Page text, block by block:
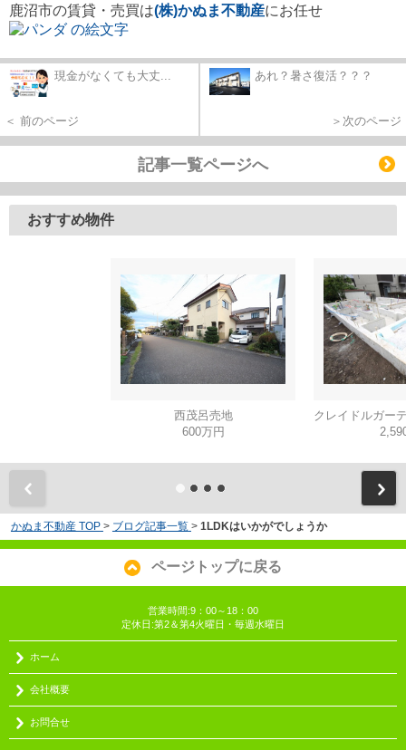
鹿沼市の賃貸・売買は(株)かぬま不動産にお任せ
現金がなくても大丈...
＜ 前のページ
あれ？暑さ復活？？？
＞次のページ
記事一覧ページへ
おすすめ物件
西茂呂売地
600万円
かぬま不動産 TOP > ブログ記事一覧 > 1LDKはいかがでしょうか
ページトップに戻る
営業時間:9：00～18：00
定休日:第2＆第4火曜日・毎週水曜日
ホーム
会社概要
お問合せ